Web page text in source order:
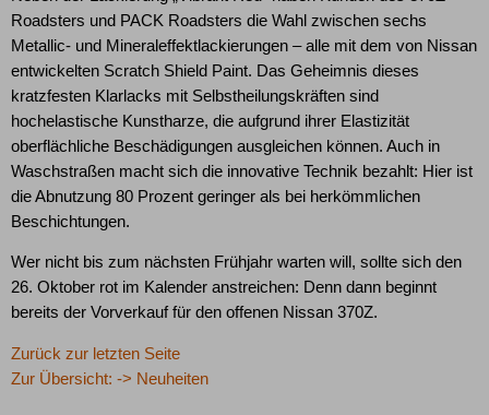
Roadsters und PACK Roadsters die Wahl zwischen sechs
Metallic- und Mineraleffektlackierungen – alle mit dem von Nissan
entwickelten Scratch Shield Paint. Das Geheimnis dieses
kratzfesten Klarlacks mit Selbstheilungskräften sind
hochelastische Kunstharze, die aufgrund ihrer Elastizität
oberflächliche Beschädigungen ausgleichen können. Auch in
Waschstraßen macht sich die innovative Technik bezahlt: Hier ist
die Abnutzung 80 Prozent geringer als bei herkömmlichen
Beschichtungen.
Wer nicht bis zum nächsten Frühjahr warten will, sollte sich den
26. Oktober rot im Kalender anstreichen: Denn dann beginnt
bereits der Vorverkauf für den offenen Nissan 370Z.
Zurück zur letzten Seite
Zur Übersicht: -> Neuheiten